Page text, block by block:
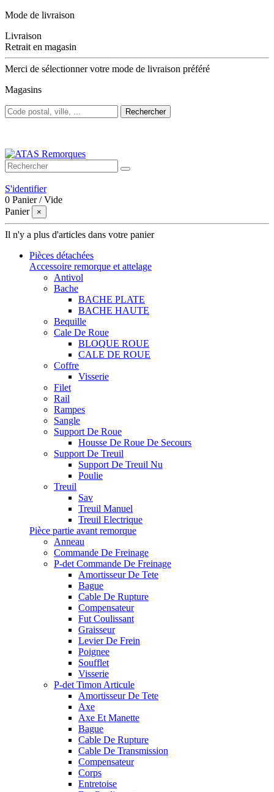
Mode de livraison
Livraison
Retrait en magasin
Merci de sélectionner votre mode de livraison préféré
Magasins
Rechercher
S'identifier
0 Panier /Vide
Panier
×
Il n'y a plus d'articles dans votre panier
Pièces détachées
Accessoire remorque et attelage
Antivol
Bache
BACHE PLATE
BACHE HAUTE
Bequille
Cale De Roue
BLOQUE ROUE
CALE DE ROUE
Coffre
Visserie
Filet
Rail
Rampes
Sangle
Support De Roue
Housse De Roue De Secours
Support De Treuil
Support De Treuil Nu
Poulie
Treuil
Sav
Treuil Manuel
Treuil Electrique
Pièce partie avant remorque
Anneau
Commande De Freinage
P-det Commande De Freinage
Amortisseur De Tete
Bague
Cable De Rupture
Compensateur
Fut Coulissant
Graisseur
Levier De Frein
Poignee
Soufflet
Visserie
P-det Timon Articule
Amortisseur De Tete
Axe
Axe Et Manette
Bague
Cable De Rupture
Cable De Transmission
Compensateur
Corps
Entretoise